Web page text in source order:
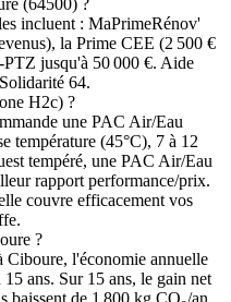
(64500) ?
incluent : MaPrimeRénov'
la Prime CEE (2 500 €
jusqu'à 50 000 €. Aide
64.
H2c) ?
une PAC Air/Eau
température (45°C), 7 à 12
tempéré, une PAC Air/Eau
rapport performance/prix.
couvre efficacement vos
?
Ciboure, l'économie annuelle
ans. Sur 15 ans, le gain net